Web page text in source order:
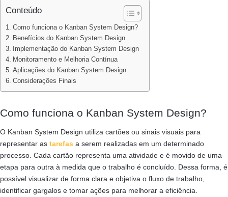
Conteúdo
Como funciona o Kanban System Design?
Benefícios do Kanban System Design
Implementação do Kanban System Design
Monitoramento e Melhoria Contínua
Aplicações do Kanban System Design
Considerações Finais
Como funciona o Kanban System Design?
O Kanban System Design utiliza cartões ou sinais visuais para
representar as tarefas a serem realizadas em um determinado
processo. Cada cartão representa uma atividade e é movido de uma
etapa para outra à medida que o trabalho é concluído. Dessa forma, é
possível visualizar de forma clara e objetiva o fluxo de trabalho,
identificar gargalos e tomar ações para melhorar a eficiência.